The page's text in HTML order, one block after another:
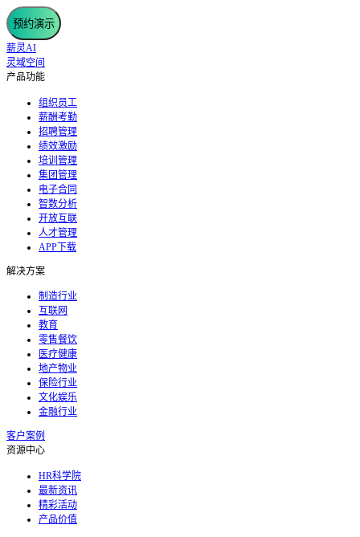
预约演示
薪灵AI
灵域空间
产品功能
组织员工
薪酬考勤
招聘管理
绩效激励
培训管理
集团管理
电子合同
智数分析
开放互联
人才管理
APP下载
解决方案
制造行业
互联网
教育
零售餐饮
医疗健康
地产物业
保险行业
文化娱乐
金融行业
客户案例
资源中心
HR科学院
最新资讯
精彩活动
产品价值